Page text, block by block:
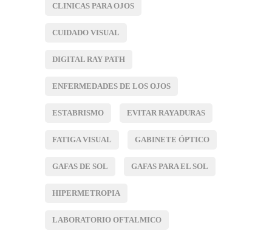
CLINICAS PARA OJOS
CUIDADO VISUAL
DIGITAL RAY PATH
ENFERMEDADES DE LOS OJOS
ESTABRISMO EVITAR RAYADURAS
FATIGA VISUAL GABINETE ÓPTICO
GAFAS DE SOL GAFAS PARA EL SOL
HIPERMETROPIA
LABORATORIO OFTALMICO